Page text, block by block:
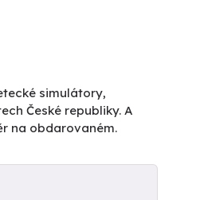
simulátory,
České republiky. A
na obdarovaném.